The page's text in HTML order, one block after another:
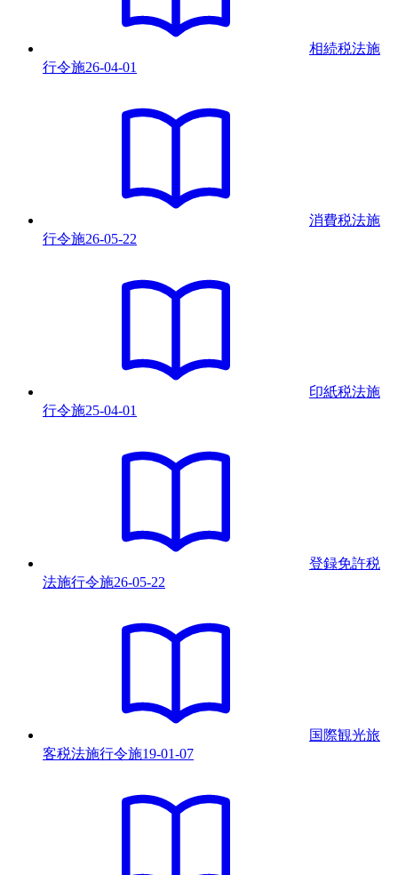
相続税法施
行令施26-04-01
消費税法施
行令施26-05-22
印紙税法施
行令施25-04-01
登録免許税
法施行令施26-05-22
国際観光旅
客税法施行令施19-01-07